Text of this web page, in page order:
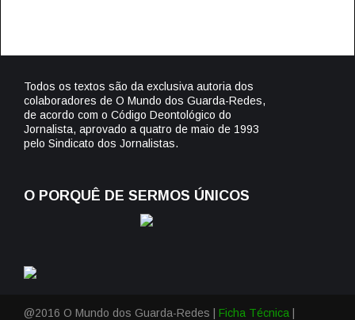
Todos os textos são da exclusiva autoria dos
colaboradores de O Mundo dos Guarda-Redes,
de acordo com o Código Deontológico do
Jornalista, aprovado a quatro de maio de 1993
pelo Sindicato dos Jornalistas.
O PORQUÊ DE SERMOS ÚNICOS
@2016 O Mundo dos Guarda-Redes | Ficha Técnica